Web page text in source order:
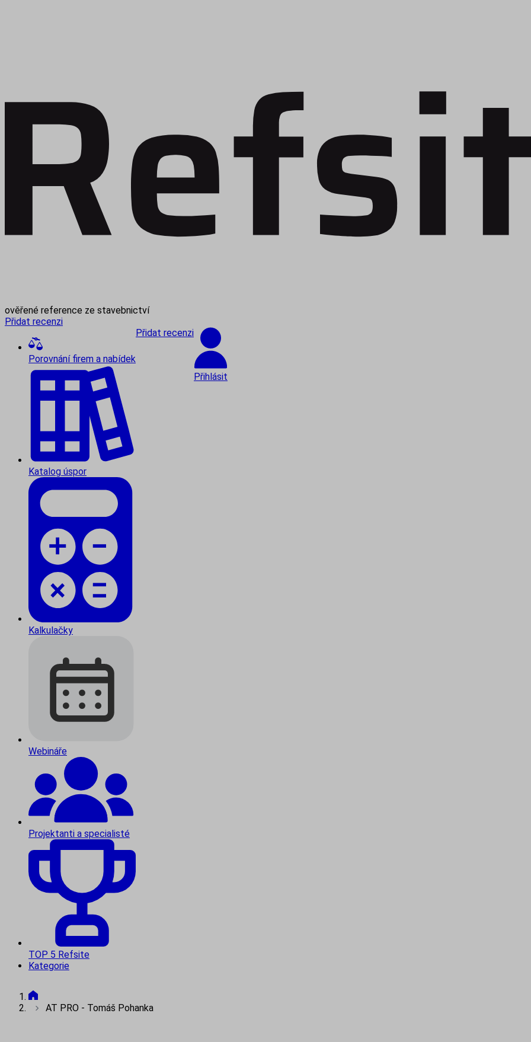
ověřené reference ze stavebnictví
Přidat recenzi
Porovnání firem a nabídek
Katalog úspor
Kalkulačky
Webináře
Projektanti a specialisté
TOP 5 Refsite
Kategorie
Přidat recenzi
Přihlásit
AT PRO - Tomáš Pohanka